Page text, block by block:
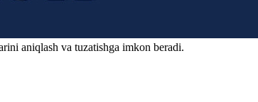
aniqlash va tuzatishga imkon beradi.